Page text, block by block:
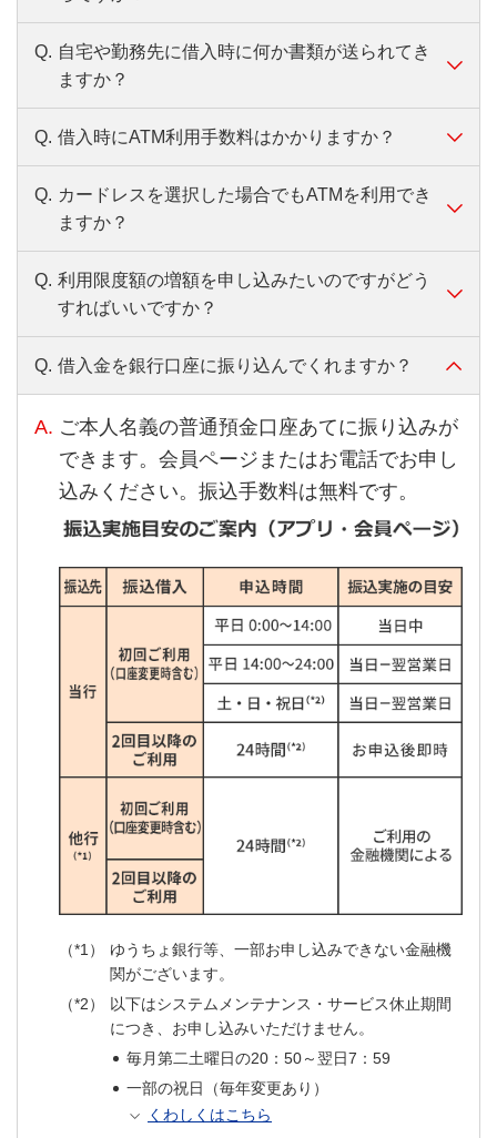
お借り入れについて、くわしくはこちら
A. バンクイックカードでATMからお借り入れす
る場合、利用限度額に関わらず初期設定は50
変更（個別設定）をご希望のお客さまは、第
二リテールアカウント支店専用ダイヤル
「0120-76-5919」（音声自動応答）までご連
絡ください。
受付時間：平日9：00～21：00、土・日・祝日9：00
～17：00（12/31～1/3は除く）
Q. 自宅や勤務先に借入時に何か書類が送られてき
ますか？
A. 書類は送付しません。
Q. 借入時にATM利用手数料はかかりますか？
A. 当行ATM・セブン銀行ATM・ローソン銀行
ATM・イーネットATM共にいつでもATM利用
お振り込みでのお借り入れの際も、振込手数
料は無料です。
Q. カードレスを選択した場合でもATMを利用でき
ますか？
A. カードレスを選択した場合、ATMはご利用で
きません。ATMのご利用をご希望の場合は、
第二リテールアカウント支店専用ダイヤル
「0120-76-5919」（音声自動応答）まで、ご
連絡をお願いします。
受付時間：平日9:00～21:00、土・日・祝日9:00～
Q. 利用限度額の増額を申し込みたいのですがどう
すればいいですか？
A. 第二リテールアカウント支店専用ダイヤル
「0120-76-5919」（音声自動応答）まで、ご
連絡をお願いします。
受付時間：平日9：00～21：00、土・日・祝日9：00
～17：00（12/31～1/3を除く）
Q. 借入金を銀行口座に振り込んでくれますか？
A. ご本人名義の普通預金口座あてに振り込みが
できます。会員ページまたはお電話でお申し
込みください。振込手数料は無料です。
ゆうちょ銀行等、一部お申し込みできない金融機
関がございます。
以下はシステムメンテナンス・サービス休止期間
につき、お申し込みいただけません。
毎月第二土曜日の20：50～翌日7：59
一部の祝日（毎年変更あり）
くわしくはこちら